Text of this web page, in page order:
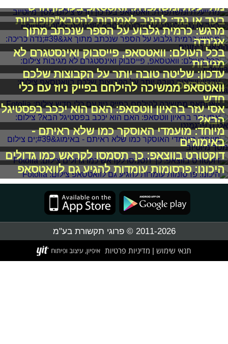
מתייעלת ומשתפרת: וואטסאפ בעדכון חדש
בעד או נגד: להגיב לאמירות להטבא"קופוביות
מרגש: כרמית גלבוע על הספר שנכתב מתוך
אג'נדה
בכל העולם: וואטסאפ, פייסבוק ואינסטגרם לא
מגיבות
עדכון: שליטה טובה יותר על הקבוצות שלכם
בוואטסאפ
וואטסאפ ממשיכה להילחם בפייק ניוז עם כלי
חדש
אסי עזר בראיון ווטסאפ: האם הוא יככב בפסטיגל
הבא?
מיוחד: מועמדי האוסקר כמו שלא ראיתם -
באימוג'ים
דוקטורט בווצאפ: כך תסמסו לקראש כמו גדולים
היכונו: פרסומות עומדות להגיע גם לוואטסאפ
2011-2026 © פרוגי תקשורת בע"מ
תנאי שימוש מדיניות פרטיות